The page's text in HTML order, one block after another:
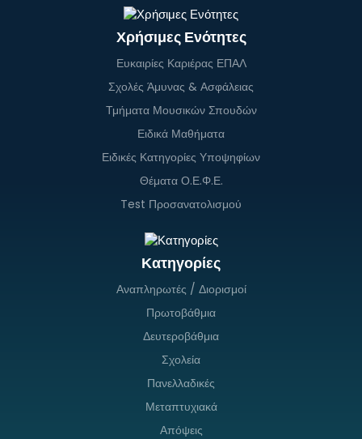
Χρήσιμες Ενότητες
Ευκαιρίες Καριέρας ΕΠΑΛ
Σχολές Άμυνας & Ασφάλειας
Τμήματα Μουσικών Σπουδών
Ειδικά Μαθήματα
Ειδικές Κατηγορίες Υποψηφίων
Θέματα Ο.Ε.Φ.Ε.
Test Προσανατολισμού
Κατηγορίες
Αναπληρωτές / Διορισμοί
Πρωτοβάθμια
Δευτεροβάθμια
Σχολεία
Πανελλαδικές
Μεταπτυχιακά
Απόψεις